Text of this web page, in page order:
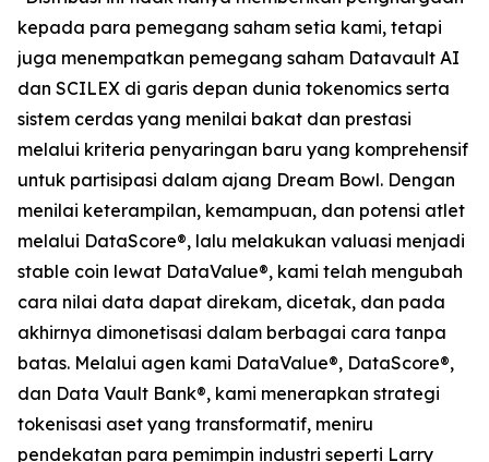
kepada para pemegang saham setia kami, tetapi
juga menempatkan pemegang saham Datavault AI
dan SCILEX di garis depan dunia tokenomics serta
sistem cerdas yang menilai bakat dan prestasi
melalui kriteria penyaringan baru yang komprehensif
untuk partisipasi dalam ajang Dream Bowl. Dengan
menilai keterampilan, kemampuan, dan potensi atlet
melalui DataScore®, lalu melakukan valuasi menjadi
stable coin lewat DataValue®, kami telah mengubah
cara nilai data dapat direkam, dicetak, dan pada
akhirnya dimonetisasi dalam berbagai cara tanpa
batas. Melalui agen kami DataValue®, DataScore®,
dan Data Vault Bank®, kami menerapkan strategi
tokenisasi aset yang transformatif, meniru
pendekatan para pemimpin industri seperti Larry